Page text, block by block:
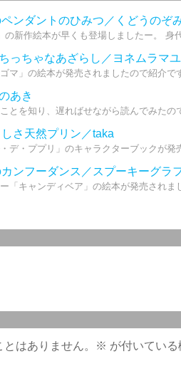
ンダントのひみつ／くどうのぞ
の新作絵本が早くも登場しましたー。 身
っちゃなあざらし／ヨネムラマユ
マ」の絵本が発売されましたので紹介で
あき
とを知り、遅ればせながら読んでみたの
さ天然プリン／taka
デ・ププリ」のキャラクターブックが発
ンフーダンス／スプーキーグラ
「キャンディベア」の絵本が発売されま
はありません。 ※ が付いてい